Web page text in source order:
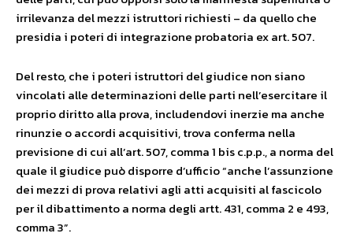
irrilevanza del mezzi istruttori richiesti – da quello che
presidia i poteri di integrazione probatoria ex art. 507.
Del resto, che i poteri istruttori del giudice non siano
vincolati alle determinazioni delle parti nell’esercitare il
proprio diritto alla prova, includendovi inerzie ma anche
rinunzie o accordi acquisitivi, trova conferma nella
previsione di cui all’art. 507, comma 1 bis c.p.p., a norma del
quale il giudice può disporre d’ufficio “anche l’assunzione
dei mezzi di prova relativi agli atti acquisiti al fascicolo
per il dibattimento a norma degli artt. 431, comma 2 e 493,
comma 3”.